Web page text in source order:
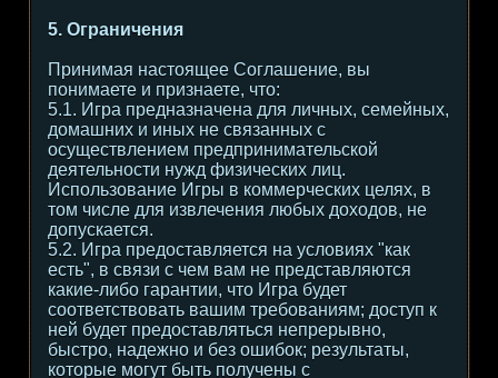
5. Ограничения
Принимая настоящее Соглашение, вы
понимаете и признаете, что:
5.1. Игра предназначена для личных, семейных,
домашних и иных не связанных с
осуществлением предпринимательской
деятельности нужд физических лиц.
Использование Игры в коммерческих целях, в
том числе для извлечения любых доходов, не
допускается.
5.2. Игра предоставляется на условиях "как
есть", в связи с чем вам не представляются
какие-либо гарантии, что Игра будет
соответствовать вашим требованиям; доступ к
ней будет предоставляться непрерывно,
быстро, надежно и без ошибок; результаты,
которые могут быть получены с